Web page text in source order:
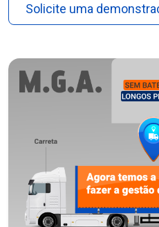
Solicite uma